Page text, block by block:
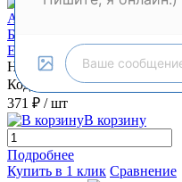
Быстрый просмотр
Емкость на компрессор
Наличие: мало
Код:
00-00001307
371 ₽ / шт
В корзину
Подробнее
Купить в 1 клик Сравнение